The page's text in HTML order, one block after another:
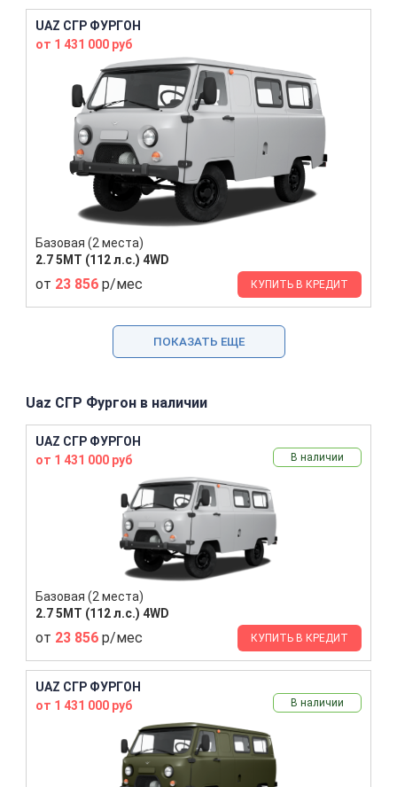
UAZ СГР ФУРГОН
от 1 431 000 руб
Базовая (2 места)
2.7 5MT (112 л.с.) 4WD
от 23 856 р/мес КУПИТЬ В КРЕДИТ
ПОКАЗАТЬ ЕЩЕ
Uaz СГР Фургон в наличии
UAZ СГР ФУРГОН
от 1 431 000 руб
В наличии
Базовая (2 места)
2.7 5MT (112 л.с.) 4WD
от 23 856 р/мес КУПИТЬ В КРЕДИТ
UAZ СГР ФУРГОН
от 1 431 000 руб
В наличии